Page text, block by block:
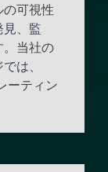
の可視性
、監
当社の
は、
ーティン